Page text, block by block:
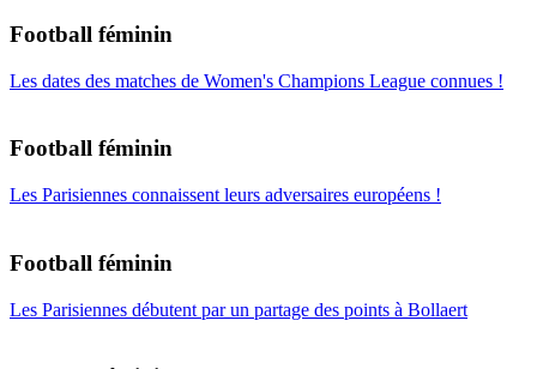
Football féminin
Les dates des matches de Women's Champions League connues !
Football féminin
Les Parisiennes connaissent leurs adversaires européens !
Football féminin
Les Parisiennes débutent par un partage des points à Bollaert